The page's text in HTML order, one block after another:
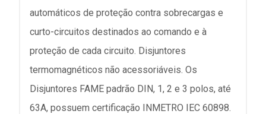
automáticos de proteção contra sobrecargas e
curto-circuitos destinados ao comando e à
proteção de cada circuito. Disjuntores
termomagnéticos não acessoriáveis. Os
Disjuntores FAME padrão DIN, 1, 2 e 3 polos, até
63A, possuem certificação INMETRO IEC 60898.